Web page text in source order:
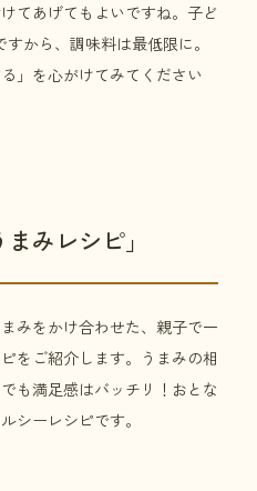
てあげてもよいですね。子ど
から、調味料は最低限に。
」を心がけてみてください
みレシピ」
みをかけ合わせた、親子で一
をご紹介します。うまみの相
も満足感はバッチリ！おとな
シーレシピです。